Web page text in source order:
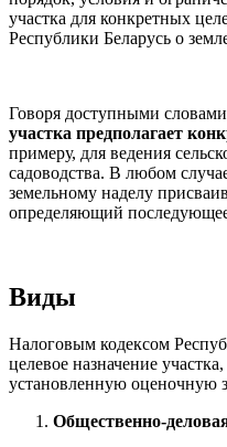
участка для конкретных
Республики Беларусь о
Говоря доступными
участка предполагает
примеру, для ведения
садоводства. В любом
земельному наделу
определяющий
Виды
Налоговым кодексом
целевое назначение
установленную оценочную
Общественно-